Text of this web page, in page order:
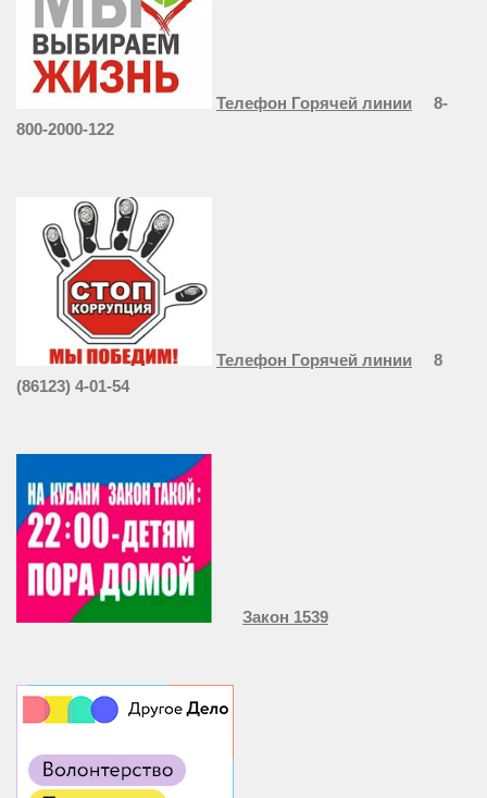
Телефон Горячей линии
8-
800-2000-122
Телефон Горячей линии
8
(86123) 4-01-54
Закон 1539